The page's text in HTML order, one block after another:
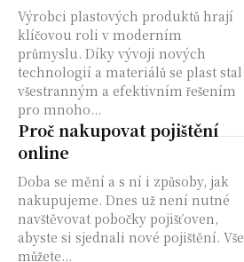
Výrobci plastových produktů hrají
klíčovou roli v moderním
průmyslu. Díky vývoji nových
technologií a materiálů se plast stal
všestranným a efektivním řešením
pro mnoho...
Proč nakupovat pojištění
online
Doba se mění a s ní i způsoby, jak
nakupujeme. Dnes už není nutné
navštěvovat pobočky pojišťoven,
abyste si sjednali nové pojištění. Vše
můžete...